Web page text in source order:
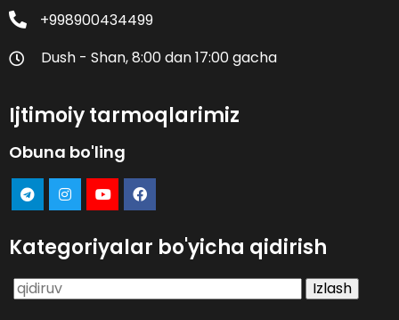
+998900434499
Dush - Shan, 8:00 dan 17:00 gacha
Ijtimoiy tarmoqlarimiz
Obuna bo'ling
Kategoriyalar bo'yicha qidirish
Qidirshish: